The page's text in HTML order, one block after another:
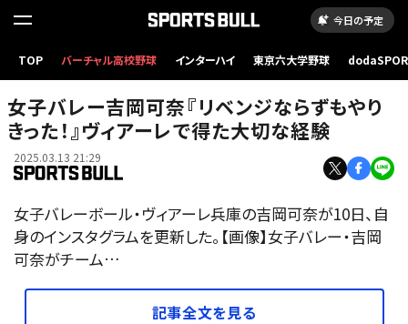
今日の予定
TOP バーチャル高校野球 インターハイ 東京六大学野球
女子バレー吉岡可奈『リベンジならずもやり
きった！』ヴィアーレで得た大切な経験
2025.03.13 21:29
女子バレーボール・ヴィアーレ兵庫の吉岡可奈が10日、自
身のインスタグラムを更新した。【画像】女子バレー・吉岡
可奈がチーム…
記事全文を見る